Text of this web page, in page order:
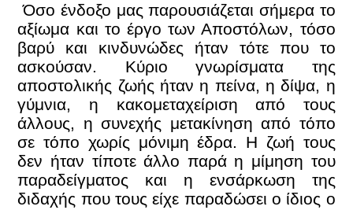
Όσο ένδοξο μας παρουσιάζεται σήμερα το
αξίωμα και το έργο των Αποστόλων, τόσο
βαρύ και κινδυνώδες ήταν τότε που το
ασκούσαν. Κύριο γνωρίσματα της
αποστολικής ζωής ήταν η πείνα, η δίψα, η
γύμνια, η κακομεταχείριση από τους
άλλους, η συνεχής μετακίνηση από τόπο
σε τόπο χωρίς μόνιμη έδρα. Η ζωή τους
δεν ήταν τίποτε άλλο παρά η μίμηση του
παραδείγματος και η ενσάρκωση της
διδαχής που τους είχε παραδώσει ο ίδιος ο